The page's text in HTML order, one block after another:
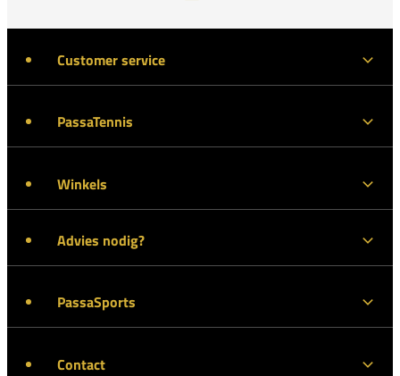
Customer service
PassaTennis
Winkels
Advies nodig?
PassaSports
Contact